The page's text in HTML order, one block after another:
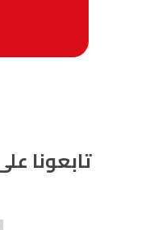
تابعونا